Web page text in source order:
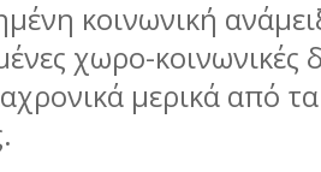
κοινωνική
χωρο-κοινωνικές
μερικά από